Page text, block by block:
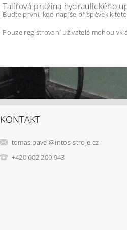
Talířová pružina hydraulického
Buďte první, kdo napíše příspěvek k
Pouze registrovaní uživatelé mohou
KONTAKT
tomas.pavel@intos-stroje.cz
+420 602 200 943